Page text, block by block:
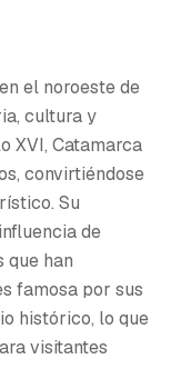
el noroeste de
cultura y
XVI, Catamarca
convirtiéndose
Su
de
que han
famosa por sus
histórico, lo que
visitantes